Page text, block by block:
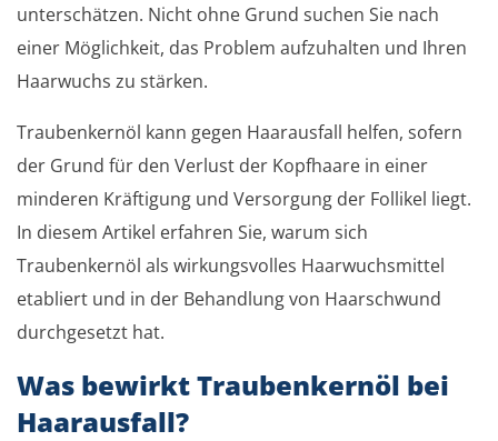
unterschätzen. Nicht ohne Grund suchen Sie nach
einer Möglichkeit, das Problem aufzuhalten und Ihren
Haarwuchs zu stärken.
Traubenkernöl kann gegen Haarausfall helfen, sofern
der Grund für den Verlust der Kopfhaare in einer
minderen Kräftigung und Versorgung der Follikel liegt.
In diesem Artikel erfahren Sie, warum sich
Traubenkernöl als wirkungsvolles Haarwuchsmittel
etabliert und in der Behandlung von Haarschwund
durchgesetzt hat.
Was bewirkt Traubenkernöl bei
Haarausfall?